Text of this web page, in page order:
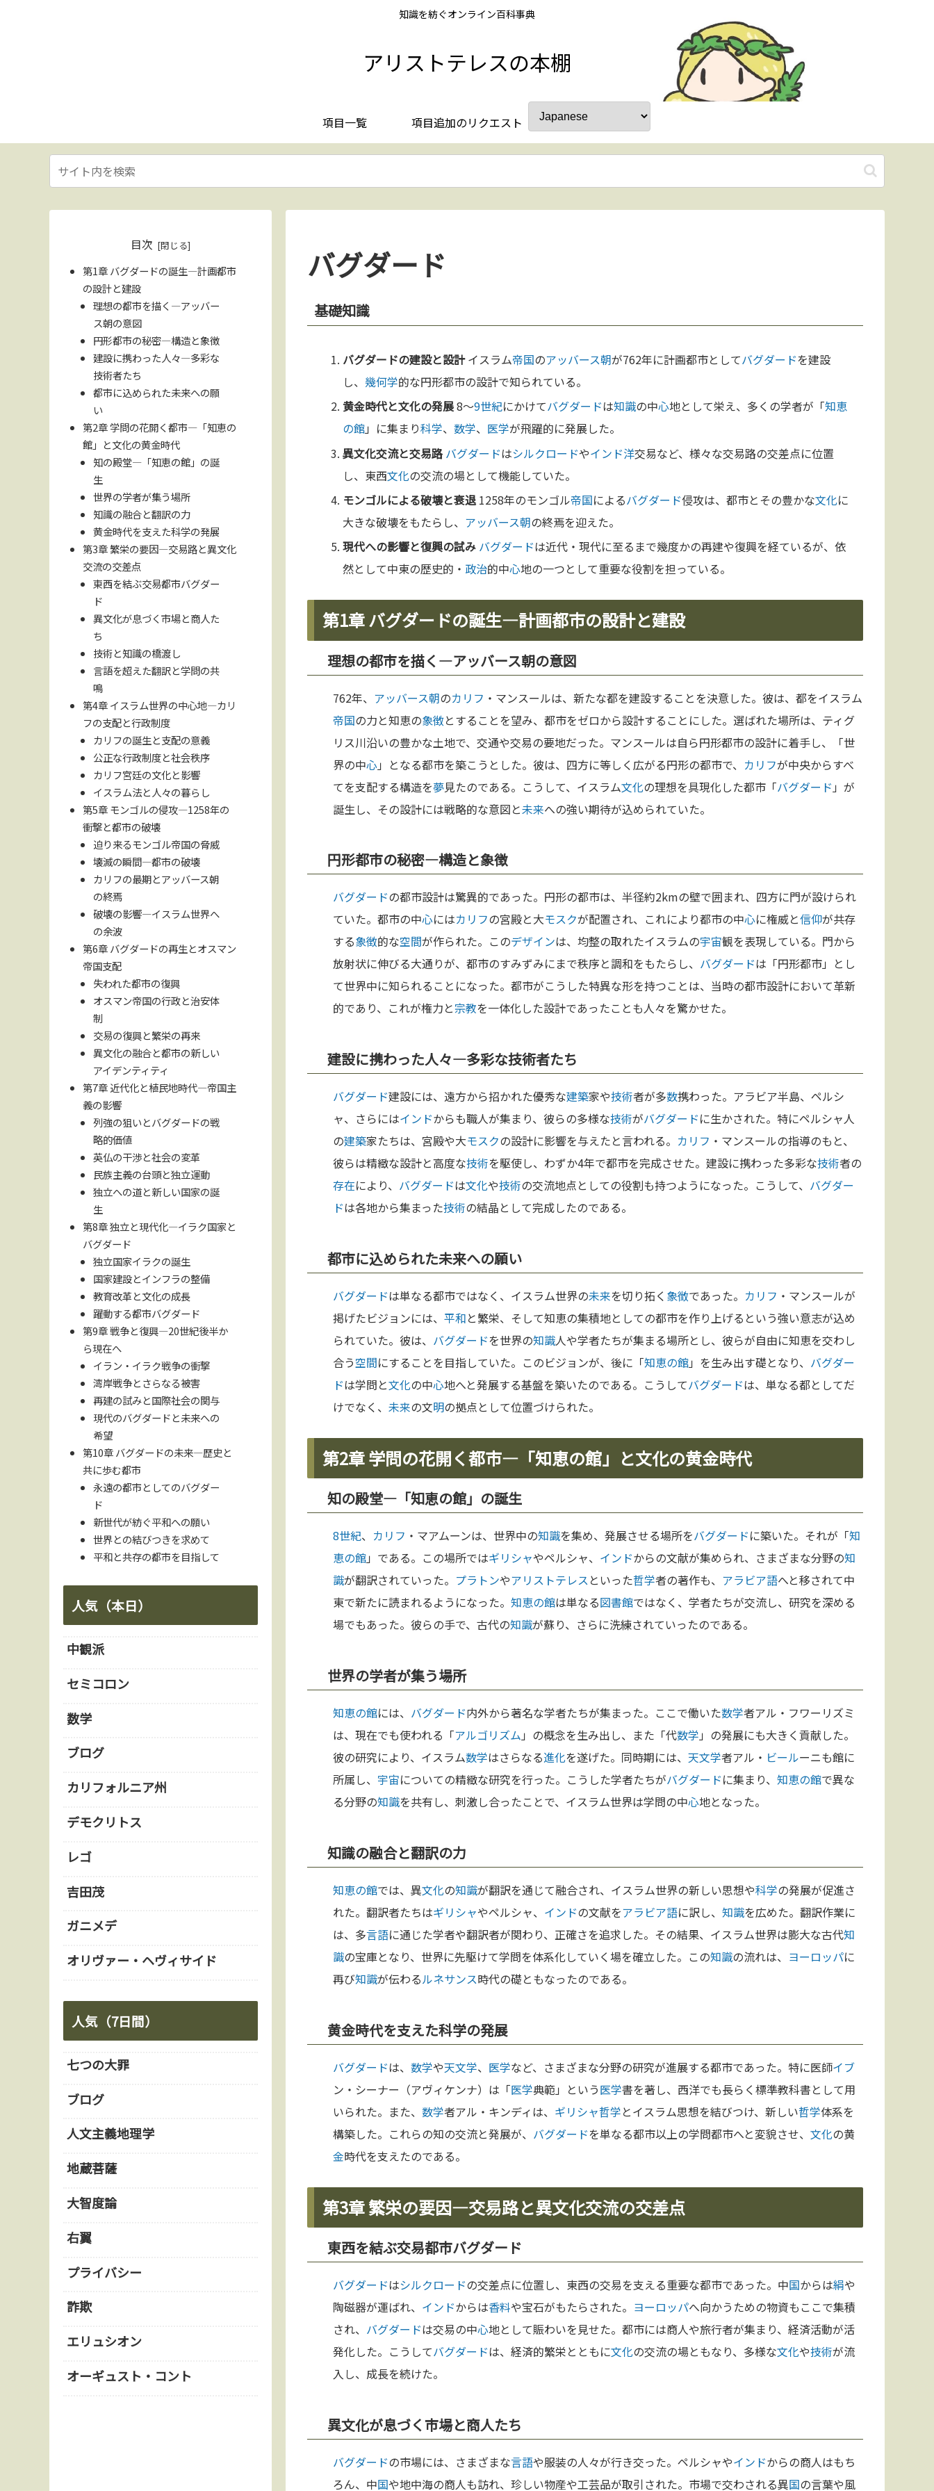
知識を紡ぐオンライン百科事典
アリストテレスの本棚
項目一覧 項目追加のリクエスト
バグダード
基礎知識
バグダードの建設と設計イスラム帝国のアッバース朝が762年に計画都市としてバグダードを建設
し、幾何学的な円形都市の設計で知られている。
黄金時代と文化の発展8〜9世紀にかけてバグダードは知識の中心地として栄え、多くの学者が「知恵
の館」に集まり科学、数学、 医学が飛躍的に発展した。
異文化交流と交易路 バグダードはシルクロードやインド洋交易など、様々な交易路の交差点に位置
し、東西文化の交流の場として機能していた。
モンゴルによる破壊と衰退 1258年のモンゴル帝国によるバグダード侵攻は、都市とその豊かな文化に
大きな破壊をもたらし、 アッバース朝の終焉を迎えた。
現代への影響と復興の試み バグダードは近代・現代に至るまで幾度かの再建や復興を経ているが、依
然として中東の歴史的・ 政治的中心地の一つとして重要な役割を担っている。
第1章 バグダードの誕生—計画都市の設計と建設
理想の都市を描く—アッバース朝の意図
762年、 アッバース朝のカリフ ・マンスールは、新たな都を建設することを決意した。彼は、都をイスラム
帝国の力と知恵の象徴とすることを望み、都市をゼロから設計することにした。選ばれた場所は、ティグ
リス川沿いの豊かな土地で、交通や交易の要地だった。マンスールは自ら円形都市の設計に着手し、「世
界の中心」となる都市を築こうとした。彼は、四方に等しく広がる円形の都市で、 カリフが中央からすべ
てを支配する構造を夢見たのである。こうして、イスラム文化の理想を具現化した都市「バグダード 」が
誕生し、その設計には戦略的な意図と未来への強い期待が込められていた。
円形都市の秘密—構造と象徴
バグダードの都市設計は驚異的であった。円形の都市は、半径約2kmの壁で囲まれ、四方に門が設けられ
ていた。都市の中心にはカリフの宮殿と大モスクが配置され、これにより都市の中心に権威と信仰が共存
する象徴的な空間が作られた。このデザインは、均整の取れたイスラムの宇宙観を表現している。門から
放射状に伸びる大通りが、都市のすみずみにまで秩序と調和をもたらし、 バグダードは「円形都市」とし
て世界中に知られることになった。都市がこうした特異な形を持つことは、当時の都市設計において革新
的であり、これが権力と宗教を一体化した設計であったことも人々を驚かせた。
建設に携わった人々—多彩な技術者たち
バグダード建設には、遠方から招かれた優秀な建築家や技術者が多数携わった。アラビア半島、ペルシ
ャ、さらにはインドからも職人が集まり、彼らの多様な技術がバグダードに生かされた。特にペルシャ人
の建築家たちは、宮殿や大モスクの設計に影響を与えたと言われる。 カリフ ・マンスールの指導のもと、
彼らは精緻な設計と高度な技術を駆使し、わずか4年で都市を完成させた。建設に携わった多彩な技術者の
存在により、 バグダードは文化や技術の交流地点としての役割も持つようになった。こうして、 バグダー
ドは各地から集まった技術の結晶として完成したのである。
都市に込められた未来への願い
バグダードは単なる都市ではなく、イスラム世界の未来を切り拓く 象徴であった。 カリフ ・マンスールが
掲げたビジョンには、 平和と繁栄、そして知恵の集積地としての都市を作り上げるという強い意志が込め
られていた。彼は、 バグダードを世界の知識人や学者たちが集まる場所とし、彼らが自由に知恵を交わし
合う空間にすることを目指していた。このビジョンが、後に「知恵の館」を生み出す礎となり、 バグダー
ドは学問と文化の中心地へと発展する基盤を築いたのである。こうしてバグダードは、単なる都としてだ
けでなく、 未来の文明の拠点として位置づけられた。
第2章 学問の花開く都市—「知恵の館」と文化の黄金時代
知の殿堂—「知恵の館」の誕生
8世紀、 カリフ ・マアムーンは、世界中の知識を集め、発展させる場所をバグダードに築いた。それが「知
恵の館」である。この場所ではギリシャやペルシャ、 インドからの文献が集められ、さまざまな分野の知
識が翻訳されていった。 プラトンやアリストテレスといった哲学者の著作も、 アラビア語へと移されて中
東で新たに読まれるようになった。 知恵の館は単なる図書館ではなく、学者たちが交流し、研究を深める
場でもあった。彼らの手で、古代の知識が蘇り、さらに洗練されていったのである。
世界の学者が集う場所
知恵の館には、 バグダード内外から著名な学者たちが集まった。ここで働いた数学者アル・フワーリズミ
は、現在でも使われる「アルゴリズム 」の概念を生み出し、また「代数学 」の発展にも大きく貢献した。
彼の研究により、イスラム数学はさらなる進化を遂げた。同時期には、 天文学者アル・ ビールーニも館に
所属し、 宇宙についての精緻な研究を行った。こうした学者たちがバグダードに集まり、 知恵の館で異な
る分野の知識を共有し、刺激し合ったことで、イスラム世界は学問の中心地となった。
知識の融合と翻訳の力
知恵の館では、異文化の知識が翻訳を通じて融合され、イスラム世界の新しい思想や科学の発展が促進さ
れた。翻訳者たちはギリシャやペルシャ、 インドの文献をアラビア語に訳し、 知識を広めた。翻訳作業に
は、多言語に通じた学者や翻訳者が関わり、正確さを追求した。その結果、イスラム世界は膨大な古代知
識の宝庫となり、世界に先駆けて学問を体系化していく場を確立した。この知識の流れは、 ヨーロッパに
再び知識が伝わるルネサンス時代の礎ともなったのである。
黄金時代を支えた科学の発展
バグダードは、 数学や天文学、 医学など、さまざまな分野の研究が進展する都市であった。特に医師イブ
ン・シーナー（アヴィケンナ）は「医学典範」という医学書を著し、西洋でも長らく標準教科書として用
いられた。また、 数学者アル・キンディは、 ギリシャ哲学とイスラム思想を結びつけ、新しい哲学体系を
構築した。これらの知の交流と発展が、 バグダードを単なる都市以上の学問都市へと変貌させ、 文化の黄
金時代を支えたのである。
第3章 繁栄の要因—交易路と異文化交流の交差点
東西を結ぶ交易都市バグダード
バグダードはシルクロードの交差点に位置し、東西の交易を支える重要な都市であった。中国からは絹や
陶磁器が運ばれ、 インドからは香料や宝石がもたらされた。 ヨーロッパへ向かうための物資もここで集積
され、 バグダードは交易の中心地として賑わいを見せた。都市には商人や旅行者が集まり、経済活動が活
発化した。こうしてバグダードは、経済的繁栄とともに文化の交流の場ともなり、多様な文化や技術が流
入し、成長を続けた。
異文化が息づく市場と商人たち
バグダードの市場には、さまざまな言語や服装の人々が行き交った。ペルシャやインドからの商人はもち
ろん、中国や地中海の商人も訪れ、珍しい物産や工芸品が取引された。市場で交わされる異国の言葉や風
目次
第1章 バグダードの誕生—計画都市
の設計と建設
理想の都市を描く—アッバー
ス朝の意図
円形都市の秘密—構造と象徴
建設に携わった人々—多彩な
技術者たち
都市に込められた未来への願
い
第2章 学問の花開く都市—「知恵の
館」と文化の黄金時代
知の殿堂—「知恵の館」の誕
生
世界の学者が集う場所
知識の融合と翻訳の力
黄金時代を支えた科学の発展
第3章 繁栄の要因—交易路と異文化
交流の交差点
東西を結ぶ交易都市バグダー
ド
異文化が息づく市場と商人た
ち
技術と知識の橋渡し
言語を超えた翻訳と学問の共
鳴
第4章 イスラム世界の中心地—カリ
フの支配と行政制度
カリフの誕生と支配の意義
公正な行政制度と社会秩序
カリフ宮廷の文化と影響
イスラム法と人々の暮らし
第5章 モンゴルの侵攻—1258年の
衝撃と都市の破壊
迫り来るモンゴル帝国の脅威
壊滅の瞬間—都市の破壊
カリフの最期とアッバース朝
の終焉
破壊の影響—イスラム世界へ
の余波
第6章 バグダードの再生とオスマン
帝国支配
失われた都市の復興
オスマン帝国の行政と治安体
制
交易の復興と繁栄の再来
異文化の融合と都市の新しい
アイデンティティ
第7章 近代化と植民地時代—帝国主
義の影響
列強の狙いとバグダードの戦
略的価値
英仏の干渉と社会の変革
民族主義の台頭と独立運動
独立への道と新しい国家の誕
生
第8章 独立と現代化—イラク国家と
バグダード
独立国家イラクの誕生
国家建設とインフラの整備
教育改革と文化の成長
躍動する都市バグダード
第9章 戦争と復興—20世紀後半か
ら現在へ
イラン・イラク戦争の衝撃
湾岸戦争とさらなる被害
再建の試みと国際社会の関与
現代のバグダードと未来への
希望
第10章 バグダードの未来—歴史と
共に歩む都市
永遠の都市としてのバグダー
ド
新世代が紡ぐ平和への願い
世界との結びつきを求めて
平和と共存の都市を目指して
人気（本日）
中観派
セミコロン
数学
ブログ
カリフォルニア州
デモクリトス
レゴ
吉田茂
ガニメデ
オリヴァー・ヘヴィサイド
人気（7日間）
七つの大罪
ブログ
人文主義地理学
地蔵菩薩
大智度論
右翼
プライバシー
詐欺
エリュシオン
オーギュスト・コント